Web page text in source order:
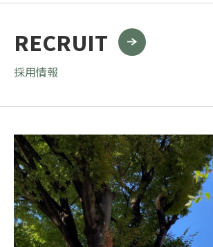
RECRUIT
採用情報